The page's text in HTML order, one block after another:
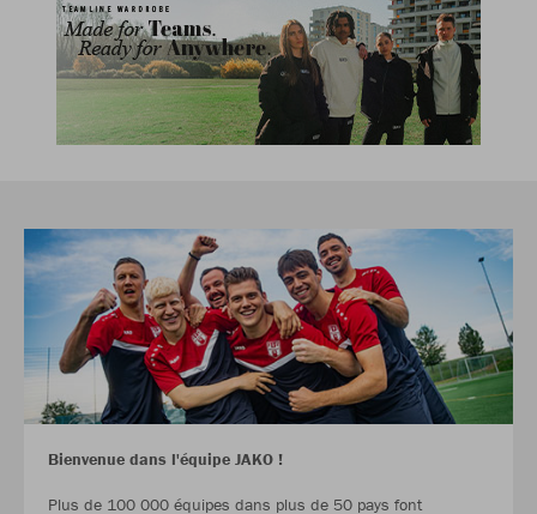
Bienvenue dans l'équipe JAKO !
Plus de 100 000 équipes dans plus de 50 pays font